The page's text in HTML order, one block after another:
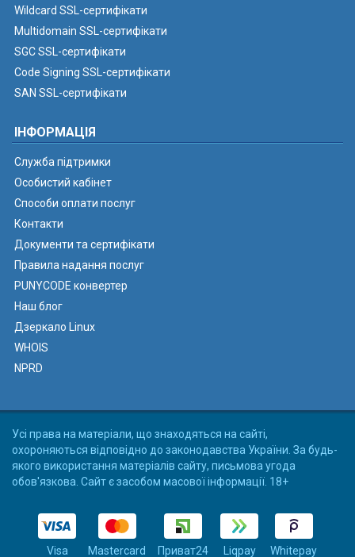
Wildcard SSL-сертифікати
Multidomain SSL-сертифікати
SGC SSL-сертифікати
Code Signing SSL-сертифікати
SAN SSL-сертифікати
ІНФОРМАЦІЯ
Служба підтримки
Особистий кабінет
Способи оплати послуг
Контакти
Документи та сертифікати
Правила надання послуг
PUNYCODE конвертер
Наш блог
Дзеркало Linux
WHOIS
NPRD
Усі права на матеріали, що знаходяться на сайті,
охороняються відповідно до законодавства України. За будь-
якого використання матеріалів сайту, письмова угода
обов'язкова. Сайт є засобом масової інформації. 18+
Visa Mastercard Приват24 Liqpay Whitepay